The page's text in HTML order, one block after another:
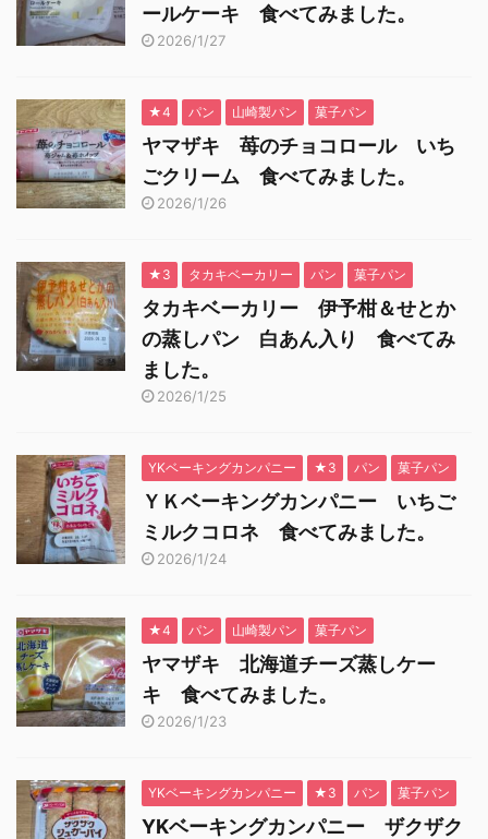
ールケーキ 食べてみました。
2026/1/27
★4 パン 山崎製パン 菓子パン
ヤマザキ 苺のチョコロール いち
ごクリーム 食べてみました。
2026/1/26
★3 タカキベーカリー パン 菓子パン
タカキベーカリー 伊予柑＆せとか
の蒸しパン 白あん入り 食べてみ
ました。
2026/1/25
YKベーキングカンパニー ★3 パン 菓子パン
ＹＫベーキングカンパニー いちご
ミルクコロネ 食べてみました。
2026/1/24
★4 パン 山崎製パン 菓子パン
ヤマザキ 北海道チーズ蒸しケー
キ 食べてみました。
2026/1/23
YKベーキングカンパニー ★3 パン 菓子パン
YKベーキングカンパニー ザクザク